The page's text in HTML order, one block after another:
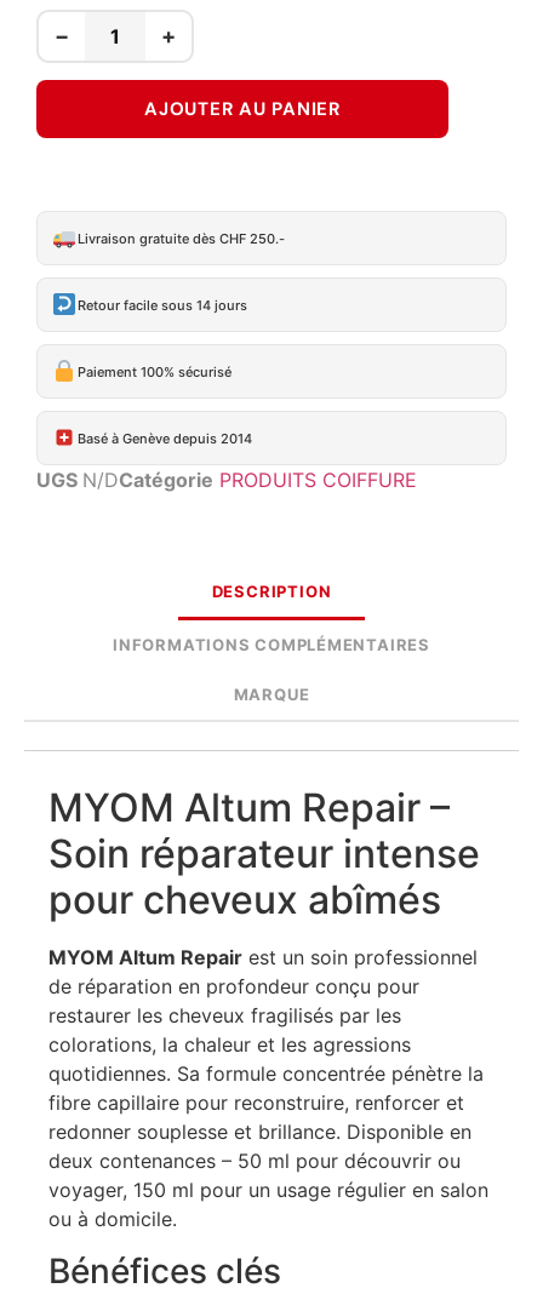
− +
AJOUTER AU PANIER
Livraison gratuite dès CHF 250.-
Retour facile sous 14 jours
Paiement 100% sécurisé
Basé à Genève depuis 2014
UGS N/DCatégorie PRODUITS COIFFURE
DESCRIPTION
INFORMATIONS COMPLÉMENTAIRES
MARQUE
MYOM Altum Repair –
Soin réparateur intense
pour cheveux abîmés
MYOM Altum Repair est un soin professionnel
de réparation en profondeur conçu pour
restaurer les cheveux fragilisés par les
colorations, la chaleur et les agressions
quotidiennes. Sa formule concentrée pénètre la
fibre capillaire pour reconstruire, renforcer et
redonner souplesse et brillance. Disponible en
deux contenances – 50 ml pour découvrir ou
voyager, 150 ml pour un usage régulier en salon
ou à domicile.
Bénéfices clés